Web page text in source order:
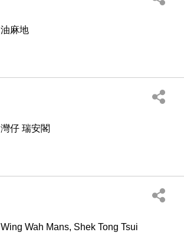
油麻地
灣仔 瑞安閣
Wing Wah Mans, Shek Tong Tsui